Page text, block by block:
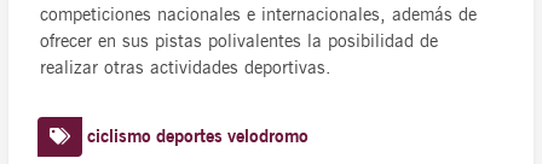
competiciones nacionales e internacionales, además de
ofrecer en sus pistas polivalentes la posibilidad de
realizar otras actividades deportivas.
ciclismo deportes velodromo